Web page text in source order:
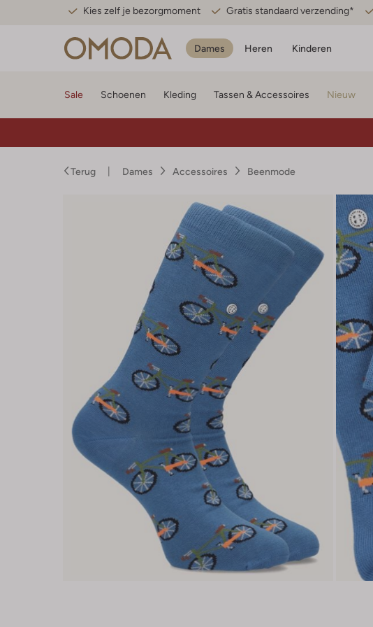
Kies zelf je bezorgmoment Gratis standaard verzending*
Dames Heren Kinderen
Sale Schoenen Kleding Tassen & Accessoires Nieuw
Terug Dames Accessoires Beenmode